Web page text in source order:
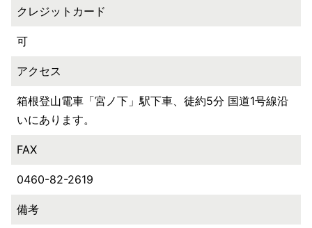
クレジットカード
可
アクセス
箱根登山電車「宮ノ下」駅下車、徒約5分 国道1号線沿
いにあります。
FAX
0460-82-2619
備考